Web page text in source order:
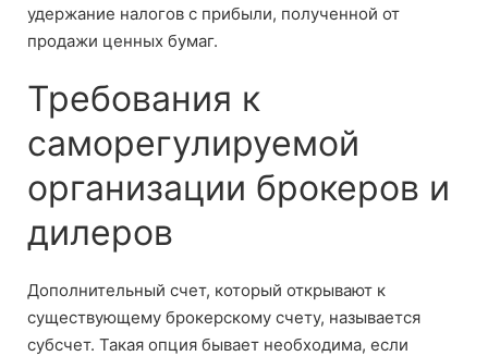
удержание налогов с прибыли, полученной от
продажи ценных бумаг.
Требования к
саморегулируемой
организации брокеров и
дилеров
Дополнительный счет, который открывают к
существующему брокерскому счету, называется
субсчет. Такая опция бывает необходима, если